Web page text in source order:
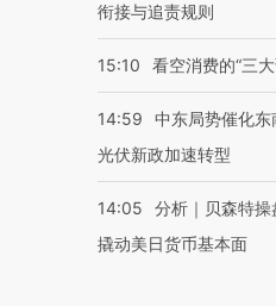
衔接与追责规则
15:10 看空消费的“三
14:59
中东局势催化
光伏新政加速转型
14:05
分析｜贝森特
撬动美日货币基本面